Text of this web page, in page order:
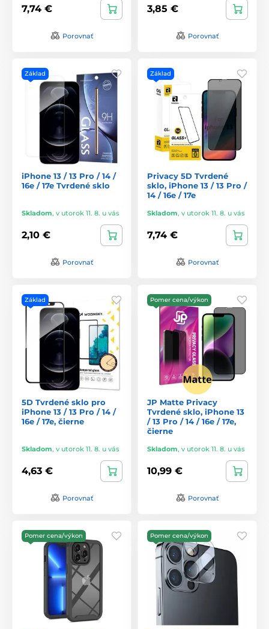
7,74 €
Porovnať
3,85 €
Porovnať
Základ
iPhone 13 / 13 Pro / 14 /
16e / 17e Tvrdené sklo
Skladom, v utorok 11. 8. u vás
2,10 €
Porovnať
Základ
Privacy 5D Tvrdené
sklo, iPhone 13 / 13 Pro /
14 / 16e / 17e
Skladom, v utorok 11. 8. u vás
7,74 €
Porovnať
Základ
5D Tvrdené sklo pro
iPhone 13 / 13 Pro / 14 /
16e / 17e, čierne
Skladom, v utorok 11. 8. u vás
4,63 €
Porovnať
Pomer cena/výkon
JP Matte Privacy
Tvrdené sklo, iPhone 13
/ 13 Pro / 14 / 16e / 17e,
čierne
Skladom, v utorok 11. 8. u vás
10,99 €
Porovnať
Pomer cena/výkon Pomer cena/výkon